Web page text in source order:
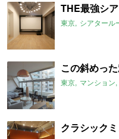
THE最強シ
東京 シアタール
この斜めっ
東京 マンション
クラシック